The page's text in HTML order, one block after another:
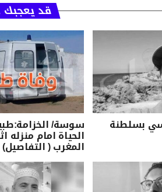
قد يعجبك
بسلطنة سوسة/
الحياة امام منزله
المغرب ( التفاصيل)